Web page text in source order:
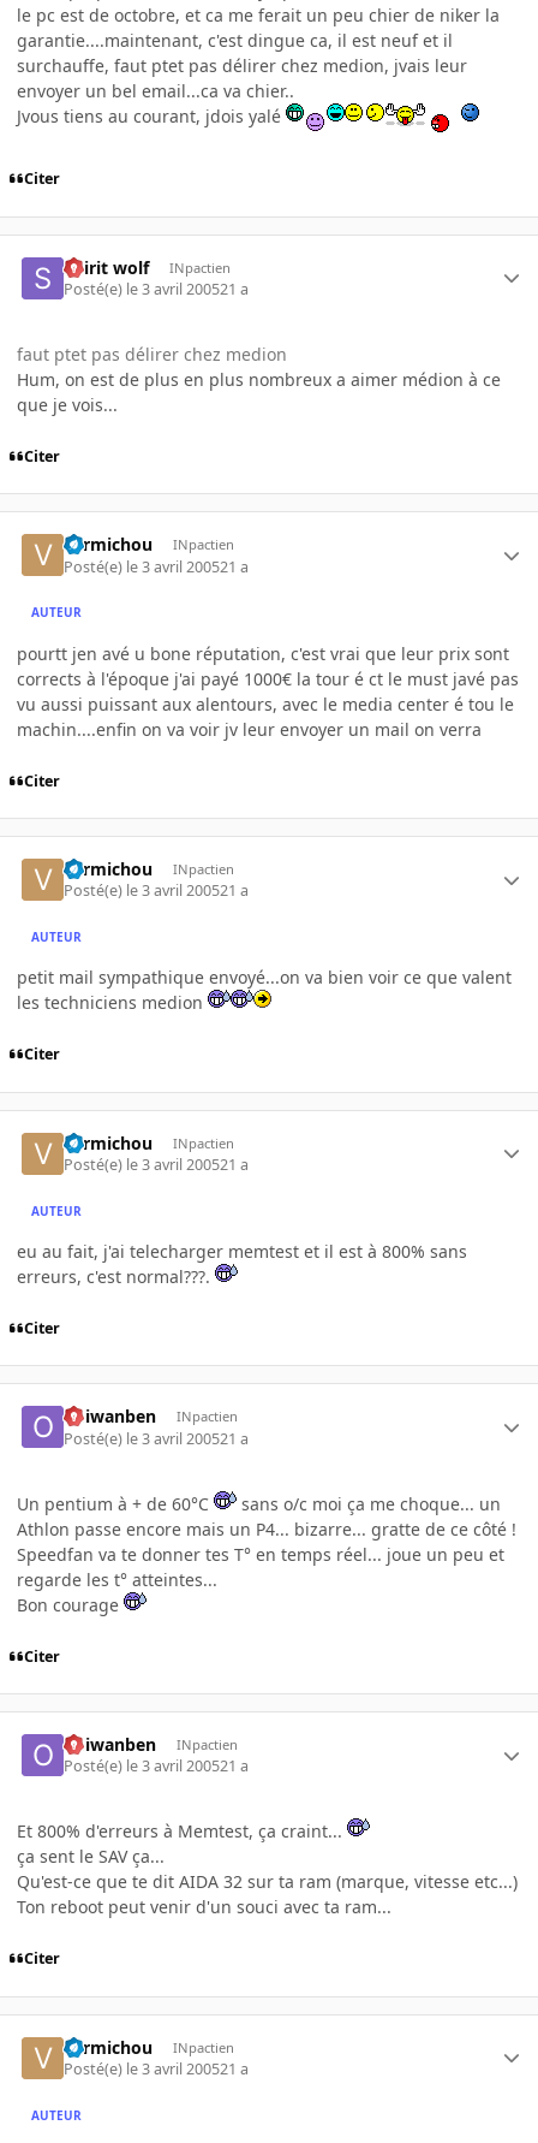
le pc est de octobre, et ca me ferait un peu chier de niker la
garantie....maintenant, c'est dingue ca, il est neuf et il
surchauffe, faut ptet pas délirer chez medion, jvais leur
envoyer un bel email...ca va chier..
Jvous tiens au courant, jdois yalé
Citer
Spirit wolf INpactien
Posté(e) le 3 avril 200521 a
faut ptet pas délirer chez medion
Hum, on est de plus en plus nombreux a aimer médion à ce
que je vois...
Citer
vermichou INpactien
Posté(e) le 3 avril 200521 a
AUTEUR
pourtt jen avé u bone réputation, c'est vrai que leur prix sont
corrects à l'époque j'ai payé 1000€ la tour é ct le must javé pas
vu aussi puissant aux alentours, avec le media center é tou le
machin....enfin on va voir jv leur envoyer un mail on verra
Citer
vermichou INpactien
Posté(e) le 3 avril 200521 a
AUTEUR
petit mail sympathique envoyé...on va bien voir ce que valent
les techniciens medion
Citer
vermichou INpactien
Posté(e) le 3 avril 200521 a
AUTEUR
eu au fait, j'ai telecharger memtest et il est à 800% sans
erreurs, c'est normal???.
Citer
obiwanben INpactien
Posté(e) le 3 avril 200521 a
Un pentium à + de 60°C
sans o/c moi ça me choque... un
Athlon passe encore mais un P4... bizarre... gratte de ce côté !
Speedfan va te donner tes T° en temps réel... joue un peu et
regarde les t° atteintes...
Bon courage
Citer
obiwanben INpactien
Posté(e) le 3 avril 200521 a
Et 800% d'erreurs à Memtest, ça craint...
ça sent le SAV ça...
Qu'est-ce que te dit AIDA 32 sur ta ram (marque, vitesse etc...)
Ton reboot peut venir d'un souci avec ta ram...
Citer
vermichou INpactien
Posté(e) le 3 avril 200521 a
AUTEUR